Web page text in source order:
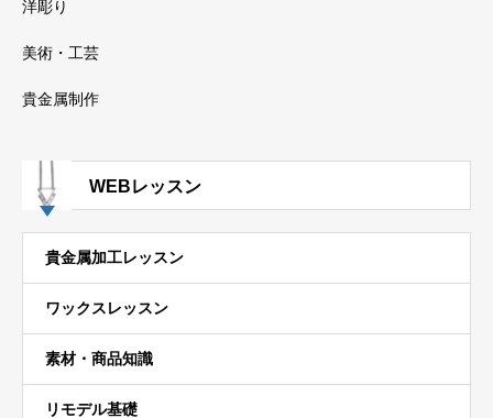
洋彫り
美術・工芸
貴金属制作
WEBレッスン
貴金属加工レッスン
ワックスレッスン
素材・商品知識
リモデル基礎